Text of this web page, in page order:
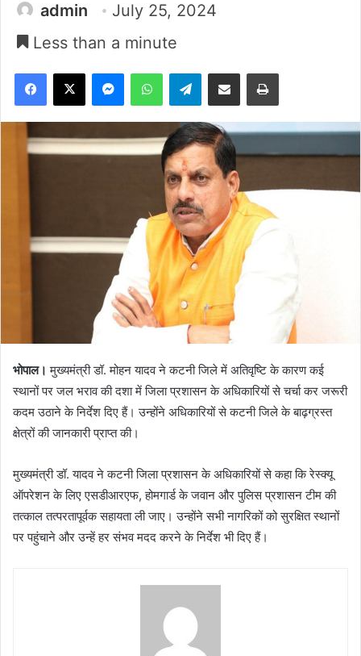
admin
July 25, 2024
Less than a minute
Facebook
X MessengerWhatsAppTelegramShare via Email Print
भोपाल। मुख्यमंत्री डॉ. मोहन यादव ने कटनी जिले में अतिवृष्टि के कारण कई
स्थानों पर जल भराव की दशा में जिला प्रशासन के अधिकारियों से चर्चा कर जरूरी
कदम उठाने के निर्देश दिए हैं। उन्होंने अधिकारियों से कटनी जिले के बाढ़ग्रस्त
क्षेत्रों की जानकारी प्राप्त की।
मुख्यमंत्री डॉ. यादव ने कटनी जिला प्रशासन के अधिकारियों से कहा कि रेस्क्यू
ऑपरेशन के लिए एसडीआरएफ, होमगार्ड के जवान और पुलिस प्रशासन टीम की
तत्काल तत्परतापूर्वक सहायता ली जाए। उन्होंने सभी नागरिकों को सुरक्षित स्थानों
पर पहुंचाने और उन्हें हर संभव मदद करने के निर्देश भी दिए हैं।